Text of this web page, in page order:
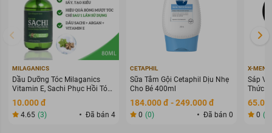
MILAGANICS
Dầu Dưỡng Tóc Milaganics
Vitamin E, Sachi Phục Hồi Tóc
80ml
10.000 đ
4.65 (3) Đã bán 4
CETAPHIL
Sữa Tắm Gội Cetaphil Dịu Nhẹ
Cho Bé 400ml
184.000 đ - 249.000 đ
0 (0) Đã bán 0
X-MEN
Sáp
Thức
70g
0 (0)